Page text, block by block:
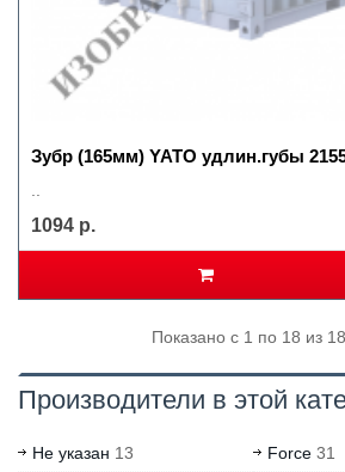
Зубр (165мм) YATO удлин.губы
1094 р.
Показано с 1 по 18 из
Производители в этой
Не указан 13 Force31